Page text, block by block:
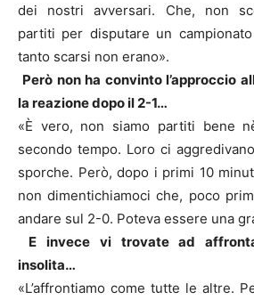
dei nostri avversari. Che, non
partiti per disputare un
tanto scarsi non erano».
Però non ha convinto l’approccio
la reazione dopo il 2-1…
«È vero, non siamo partiti bene
secondo tempo. Loro ci
sporche. Però, dopo i primi 10
non dimentichiamoci che, poco
andare sul 2-0. Poteva essere una
E invece vi trovate ad
insolita…
«L’affrontiamo come tutte le altre.